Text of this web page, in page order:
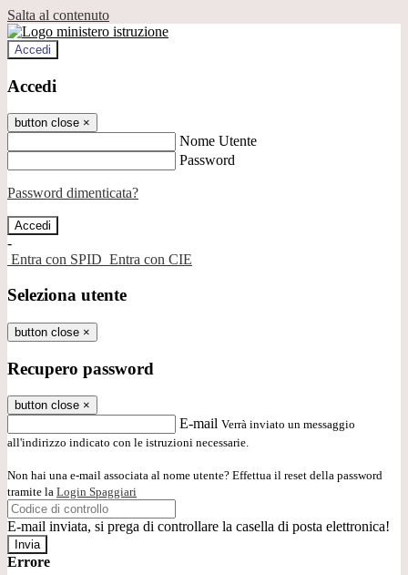
Salta al contenuto
Accedi
Accedi
button close ×
Nome Utente
Password
Password dimenticata?
-
Entra con SPID Entra con CIE
Seleziona utente
button close ×
Recupero password
button close ×
E-mail Verrà inviato un messaggio
all'indirizzo indicato con le istruzioni necessarie.
Non hai una e-mail associata al nome utente? Effettua il reset della password
tramite la Login Spaggiari
E-mail inviata, si prega di controllare la casella di posta elettronica!
Errore